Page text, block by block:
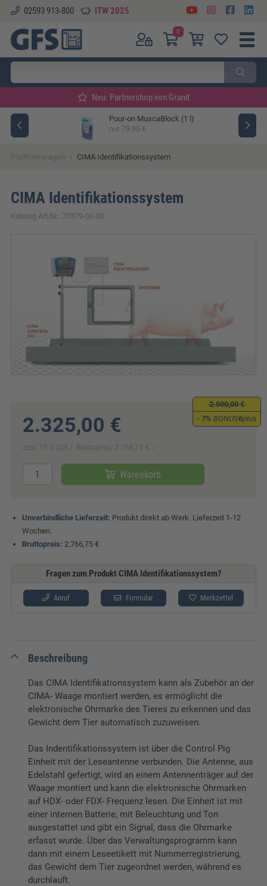
02593 913-800 ITW 2025
0
Neu: Partnershop von Granit
Pour-on MuscaBlock (1 l)
nur 79,90 €
Plattformwagen CIMA Identifikationssystem
CIMA Identifikationssystem
Katalog Art.Nr.: 70379-00-00
2.500,00 €
- 7% BONUS6plus
2.325,00 €
zzgl. 19 % USt Bruttopreis: 2.766,75 €
Warenkorb
Unverbindliche Lieferzeit: Produkt direkt ab Werk. Lieferzeit 1-12
Wochen.
Bruttopreis: 2.766,75 €
Fragen zum Produkt CIMA Identifikationssystem?
Anruf Formular Merkzettel
Beschreibung
Das CIMA Identifikationssystem kann als Zubehör an der
CIMA- Waage montiert werden, es ermöglicht die
elektronische Ohrmarke des Tieres zu erkennen und das
Gewicht dem Tier automatisch zuzuweisen.
Das Indentifikationssystem ist über die Control Pig
Einheit mit der Leseantenne verbunden. Die Antenne, aus
Edelstahl gefertigt, wird an einem Antennenträger auf der
Waage montiert und kann die elektronische Ohrmarken
auf HDX- oder FDX- Frequenz lesen. Die Einheit ist mit
einer internen Batterie, mit Beleuchtung und Ton
ausgestattet und gibt ein Signal, dass die Ohrmarke
erfasst wurde. Über das Verwaltungsprogramm kann
dann mit einem Leseetikett mit Nummerregistrierung,
das Gewicht dem Tier zugeordnet werden, während es
durchlauft.